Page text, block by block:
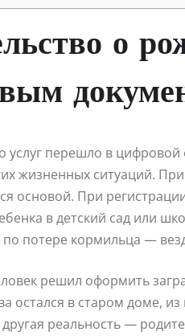
о
услуг перешло в
жизненных ситуаций.
основой. При
в детский сад или
потере кормильца —
решил оформить
остался в старом доме,
реальность —